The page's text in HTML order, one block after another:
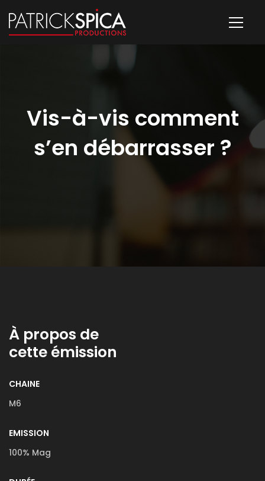
Vis-à-vis comment
s’en débarrasser ?
À propos de
cette émission
CHAINE
M6
EMISSION
100% Mag